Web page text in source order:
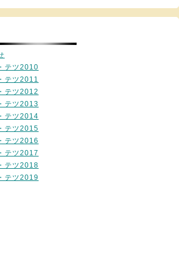
テツ2010
テツ2011
テツ2012
テツ2013
テツ2014
テツ2015
テツ2016
テツ2017
テツ2018
テツ2019